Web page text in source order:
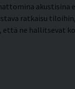
akustisina
ratkaisu
että ne hallitsevat